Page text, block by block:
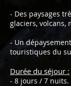
- Des paysages
glaciers, volcans,
- Un
touristiques du
Durée du séjour :
- 8 jours / 7 nuits.